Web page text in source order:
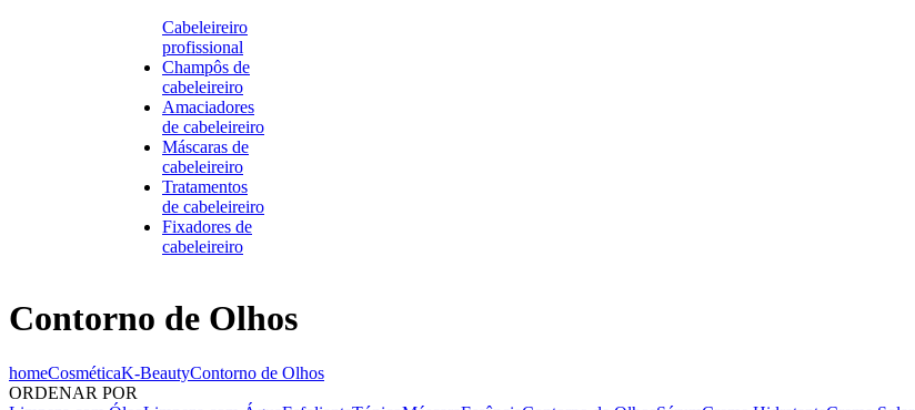
Cabeleireiro
profissional
Champôs de
cabeleireiro
Amaciadores
de cabeleireiro
Máscaras de
cabeleireiro
Tratamentos
de cabeleireiro
Fixadores de
cabeleireiro
Contorno de Olhos
homeCosméticaK-BeautyContorno de Olhos
ORDENAR POR